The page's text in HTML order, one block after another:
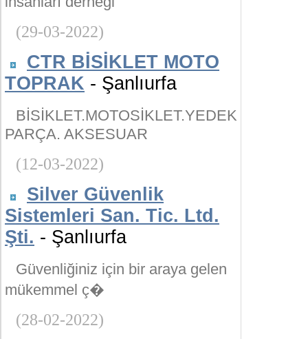
(29-03-2022)
CTR BİSİKLET MOTO
TOPRAK - Şanlıurfa
BİSİKLET.MOTOSİKLET.YEDEK
PARÇA. AKSESUAR
(12-03-2022)
Silver Güvenlik
Sistemleri San. Tic. Ltd.
Şti. - Şanlıurfa
Güvenliğiniz için bir araya gelen
mükemmel ç�
(28-02-2022)